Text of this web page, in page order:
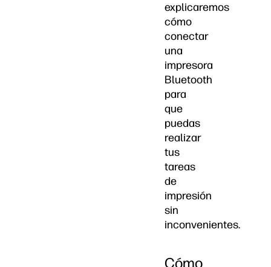
explicaremos
cómo
conectar
una
impresora
Bluetooth
para
que
puedas
realizar
tus
tareas
de
impresión
sin
inconvenientes.
Cómo